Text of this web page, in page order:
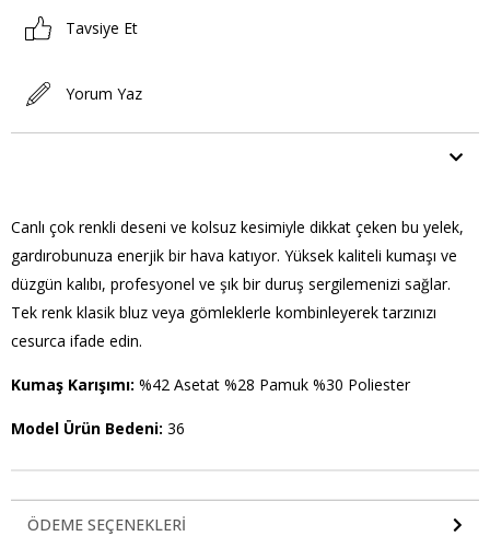
Tavsiye Et
Yorum Yaz
Canlı çok renkli deseni ve kolsuz kesimiyle dikkat çeken bu yelek,
gardırobunuza enerjik bir hava katıyor. Yüksek kaliteli kumaşı ve
düzgün kalıbı, profesyonel ve şık bir duruş sergilemenizi sağlar.
Tek renk klasik bluz veya gömleklerle kombinleyerek tarzınızı
cesurca ifade edin.
Kumaş Karışımı: %42 Asetat %28 Pamuk %30 Poliester
Model Ürün Bedeni: 36
ÖDEME SEÇENEKLERI